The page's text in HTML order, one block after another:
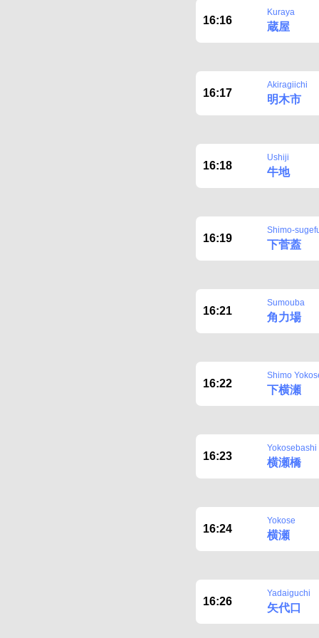
16:16
Kuraya
蔵屋
16:17
Akiragiichi
明木市
16:18
Ushiji
牛地
16:19
Shimo-
下菅蓋
16:21
Sumouba
角力場
16:22
Shimo
下横瀬
16:23
Yokosebashi
横瀬橋
16:24
Yokose
横瀬
16:26
Yadaiguchi
矢代口